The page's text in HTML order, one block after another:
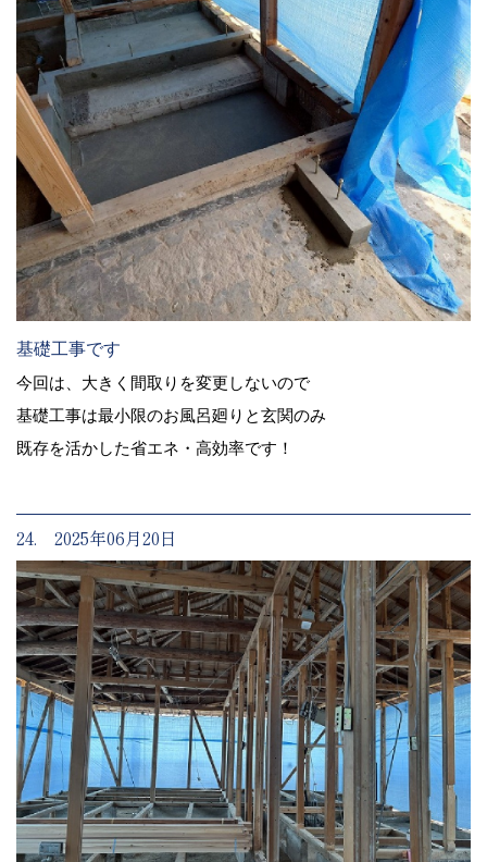
基礎工事です
今回は、大きく間取りを変更しないので
基礎工事は最小限のお風呂廻りと玄関のみ
既存を活かした省エネ・高効率です！
24. 2025年06月20日